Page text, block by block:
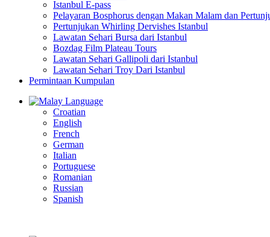
Istanbul E-pass
Pelayaran Bosphorus dengan Makan Malam dan
Pertunjukan Whirling Dervishes Istanbul
Lawatan Sehari Bursa dari Istanbul
Bozdag Film Plateau Tours
Lawatan Sehari Gallipoli dari Istanbul
Lawatan Sehari Troy Dari Istanbul
Permintaan Kumpulan
Language
Croatian
English
French
German
Italian
Portuguese
Romanian
Russian
Spanish